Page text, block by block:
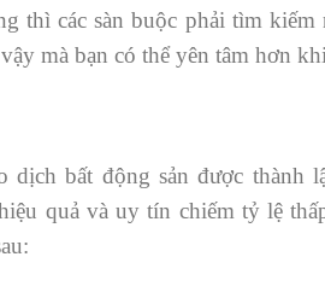
thì các sàn buộc phải tìm
mà bạn có thể yên tâm hơn
bất động sản được thành
quả và uy tín chiếm tỷ lệ